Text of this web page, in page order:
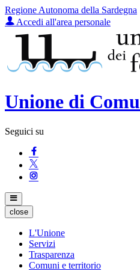
Regione Autonoma della Sardegna
Accedi all'area personale
Unione di
Seguici su
close
L'Unione
Servizi
Trasparenza
Comuni e territorio